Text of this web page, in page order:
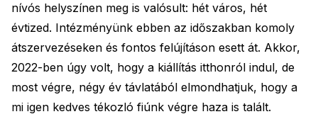
nívós helyszínen meg is valósult: hét város, hét
évtized. Intézményünk ebben az időszakban komoly
átszervezéseken és fontos felújításon esett át. Akkor,
2022-ben úgy volt, hogy a kiállítás itthonról indul, de
most végre, négy év távlatából elmondhatjuk, hogy a
mi igen kedves tékozló fiúnk végre haza is talált.